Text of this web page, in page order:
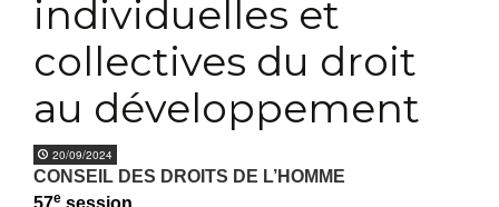
individuelles et
collectives du droit
au développement
20/09/2024
CONSEIL DES DROITS DE L’HOMME
57e session